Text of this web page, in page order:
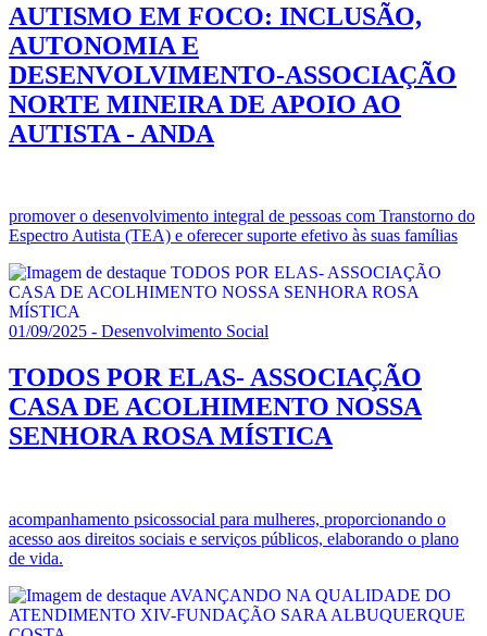
AUTISMO EM FOCO: INCLUSÃO,
AUTONOMIA E
DESENVOLVIMENTO-ASSOCIAÇÃO
NORTE MINEIRA DE APOIO AO
AUTISTA - ANDA
promover o desenvolvimento integral de pessoas com Transtorno do
Espectro Autista (TEA) e oferecer suporte efetivo às suas famílias
01/09/2025 - Desenvolvimento Social
TODOS POR ELAS- ASSOCIAÇÃO
CASA DE ACOLHIMENTO NOSSA
SENHORA ROSA MÍSTICA
acompanhamento psicossocial para mulheres, proporcionando o
acesso aos direitos sociais e serviços públicos, elaborando o plano
de vida.